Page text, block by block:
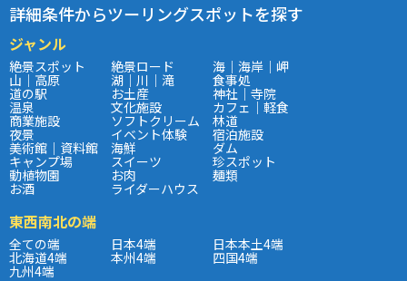
詳細条件からツーリングスポットを探す
ジャンル
絶景スポット 絶景ロード 海｜海岸｜岬
山｜高原 湖｜川｜滝 食事処
道の駅 お土産 神社｜寺院
温泉 文化施設 カフェ｜軽食
商業施設 ソフトクリーム 林道
夜景 イベント体験 宿泊施設
美術館｜資料館 海鮮 ダム
キャンプ場 スイーツ 珍スポット
動植物園 お肉 麺類
お酒 ライダーハウス
東西南北の端
全ての端 日本4端 日本本土4端
北海道4端 本州4端 四国4端
九州4端